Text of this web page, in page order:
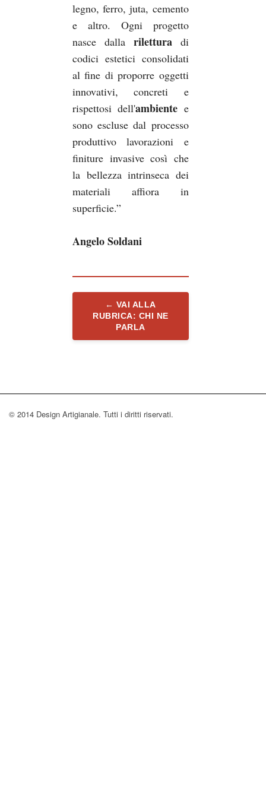
legno, ferro, juta, cemento
e altro. Ogni progetto
nasce dalla riletturadi
codici estetici consolidati
al fine di proporre oggetti
innovativi, concreti e
rispettosi dell'ambiente e
sono escluse dal processo
produttivo lavorazioni e
finiture invasive così che
la bellezza intrinseca dei
materiali affiora in
superficie.”
Angelo Soldani
← VAI ALLA
RUBRICA: CHI NE
PARLA
© 2014 Design Artigianale. Tutti i diritti riservati.